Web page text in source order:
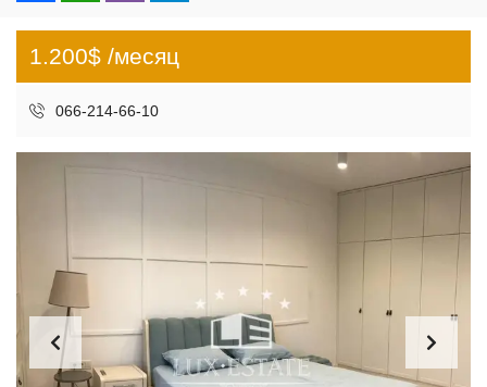
1.200$ /месяц
066-214-66-10